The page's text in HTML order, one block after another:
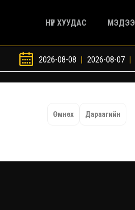
НҮҮР ХУУДАС МЭДЭЭ
2026-08-08 | 2026-08-07 |
Өмнөх Дараагийн